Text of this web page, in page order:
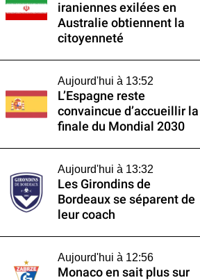
iraniennes exilées en
Australie obtiennent la
citoyenneté
Aujourd'hui à 13:52
L’Espagne reste
convaincue d’accueillir la
finale du Mondial 2030
Aujourd'hui à 13:32
Les Girondins de
Bordeaux se séparent de
leur coach
Aujourd'hui à 12:56
Monaco en sait plus sur